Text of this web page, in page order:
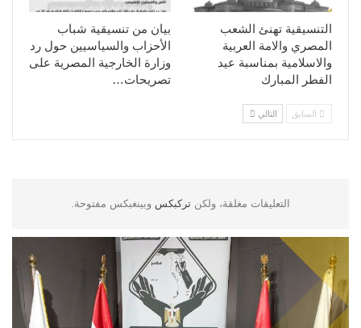
بيان من تنسيقية شباب
الأحزاب والسياسيين حول رد
وزارة الخارجية المصرية على
تصريحات…
التنسيقية تهنئ الشعب
المصري والامة العربية
والاسلامية بمناسبة عيد
الفطر المبارك
السابق التالي
التعليقات مغلقة، ولكن تركبكس وبينغبكس مفتوحة.